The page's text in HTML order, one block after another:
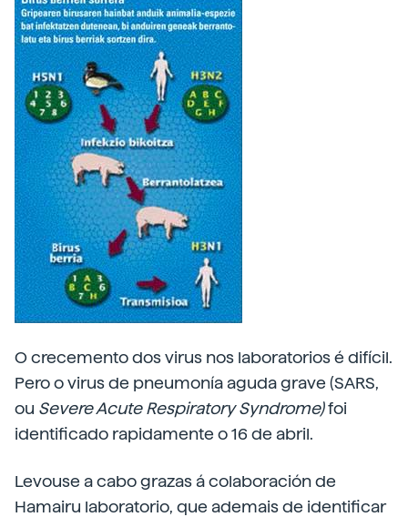
O crecemento dos virus nos laboratorios é difícil.
Pero o virus de pneumonía aguda grave (SARS,
ou Severe Acute Respiratory Syndrome)foi
identificado rapidamente o 16 de abril.
Levouse a cabo grazas á colaboración de
Hamairu laboratorio, que ademais de identificar